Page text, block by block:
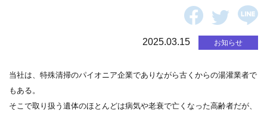
2025.03.15 お知らせ
当社は、特殊清掃のパイオニア企業でありながら古くからの湯灌業者で
もある。
そこで取り扱う遺体のほとんどは病気や老衰で亡くなった高齢者だが、